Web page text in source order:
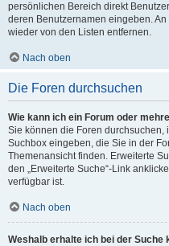
persönlichen Bereich direkt
deren Benutzernamen eingeben.
wieder von den Listen entfernen.
Nach oben
Die Foren durchsuchen
Wie kann ich ein Forum oder
Sie können die Foren
Suchbox eingeben, die Sie in der
Themenansicht finden. Erweiterte
den „Erweiterte Suche“-Link
verfügbar ist.
Nach oben
Weshalb erhalte ich bei der Suche